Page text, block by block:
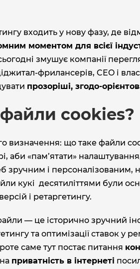
входить у нову фазу, де
моментом для всієї
змушує компанії
CEO і
прозоріші,
cookies?
визначення: що таке файли
аби «пам’ятати»
зручним і
кукі десятиліттями були
і ретаргетингу.
— це історично зручний
та оптимізації ставок у
саме тут постає питання
приватність в інтернеті